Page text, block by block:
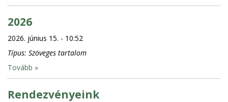
2026
2026. június 15. - 10:52
Típus: Szöveges tartalom
Tovább »
Rendezvényeink